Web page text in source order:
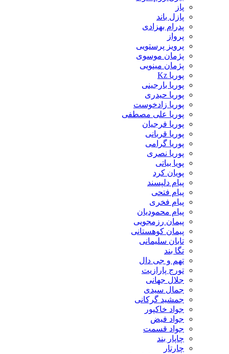
پاز
پازل باند
پدرام بهزادی
پرواز
پرویز پرستویی
پژمان موسوی
پژمان مینویی
پوریا Kz
پوریا بارجینی
پوریا حیدری
پوریا زادخوست
پوریا علی مصطفی
پوریا فرجیان
پوریا قربانی
پوریا گرامی
پوریا نصری
پویا بیاتی
پویان کرد
پیام دلپسند
پیام فتحی
پیام فخری
پیام محمودیان
پیمان رزمجویی
پیمان کوهستانی
تابان سلیمانی
تگا بند
تهم و جی دال
تورج پارازیت
جلال جهانی
جمال سیدی
جمشید گرکانی
جواد خاکپور
جواد فیض
جواد قسمت
چاپار بند
چارتار